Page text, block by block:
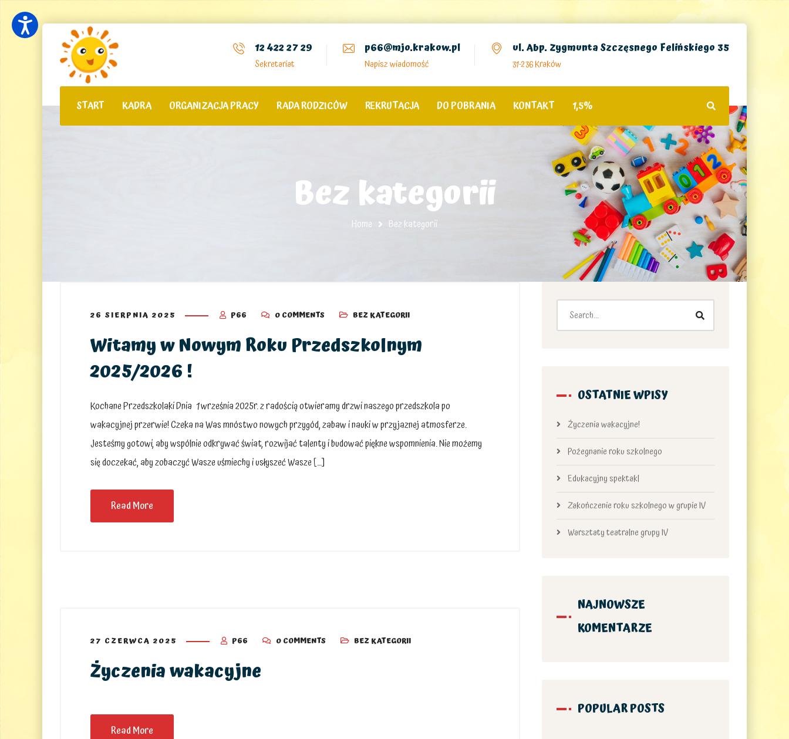
12 422 27 29
Sekretariat
p66@mjo.krakow.pl
Napisz wiadomość
ul. Abp. Zygmunta Szczęsnego Felińskiego 35
31-236 Kraków
START KADRA ORGANIZACJA PRACY RADA RODZICÓW REKRUTACJA DO POBRANIA KONTAKT 1,5%
Bez kategorii
Home Bez kategorii
26 SIERPNIA 2025 P66 0 COMMENTS BEZ KATEGORII
Witamy w Nowym Roku Przedszkolnym
2025/2026 !
Kochane Przedszkolaki Dnia 1 września 2025r. z radością otwieramy drzwi naszego przedszkola po
wakacyjnej przerwie! Czeka na Was mnóstwo nowych przygód, zabaw i nauki w przyjaznej atmosferze.
Jesteśmy gotowi, aby wspólnie odkrywać świat, rozwijać talenty i budować piękne wspomnienia. Nie możemy
się doczekać, aby zobaczyć Wasze uśmiechy i usłyszeć Wasze […]
Read More
27 CZERWCA 2025 P66 0 COMMENTS BEZ KATEGORII
Życzenia wakacyjne
Read More
OSTATNIE WPISY
Życzenia wakacyjne!
Pożegnanie roku szkolnego
Edukacyjny spektakl
Zakończenie roku szkolnego w grupie IV
Warsztaty teatralne grupy IV
NAJNOWSZE
KOMENTARZE
POPULAR POSTS